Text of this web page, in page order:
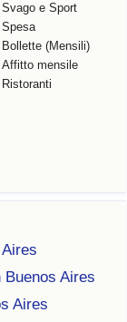
Svago e Sport
Spesa
Bollette (Mensili)
Affitto mensile
Ristoranti
Buenos Aires
Aires